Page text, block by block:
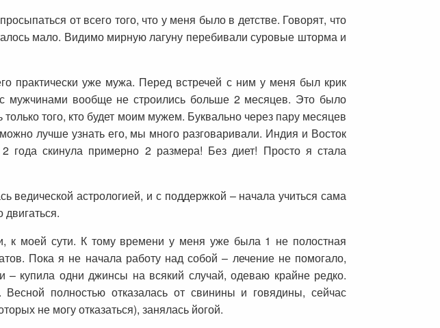
от всего того, что у меня было в детстве. Говорят, что
мало. Видимо мирную лагуну перебивали суровые шторма и
практически уже мужа. Перед встречей с ним у меня был крик
мужчинами вообще не строились больше 2 месяцев. Это было
того, кто будет моим мужем. Буквально через пару месяцев
лучше узнать его, мы много разговаривали. Индия и Восток
года скинула примерно 2 размера! Без диет! Просто я стала
ведической астрологией, и с поддержкой – начала учиться сама
к моей сути. К тому времени у меня уже была 1 не полостная
Пока я не начала работу над собой – лечение не помогало,
купила одни джинсы на всякий случай, одеваю крайне редко.
полностью отказалась от свинины и говядины, сейчас
не могу отказаться), занялась йогой.